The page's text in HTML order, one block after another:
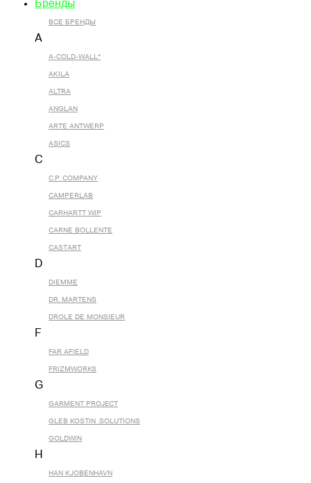
Бренды
ВСЕ БРЕНДЫ
A
A-COLD-WALL*
AKILA
ALTRA
ANGLAN
ARTE ANTWERP
ASICS
C
C.P. COMPANY
CAMPERLAB
CARHARTT WIP
CARNE BOLLENTE
CASTART
D
DIEMME
DR. MARTENS
DROLE DE MONSIEUR
F
FAR AFIELD
FRIZMWORKS
G
GARMENT PROJECT
GLEB KOSTIN .SOLUTIONS
GOLDWIN
H
HAN KJOBENHAVN